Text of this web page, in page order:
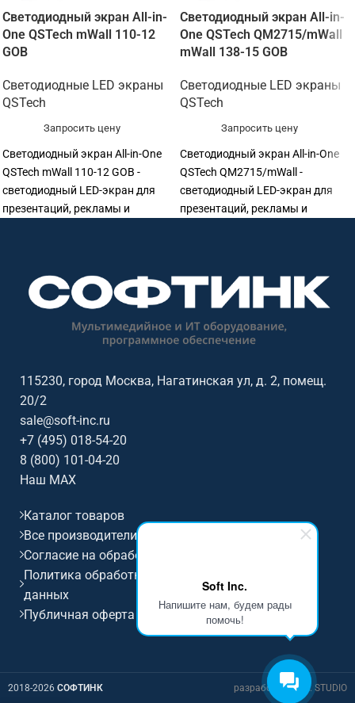
Soft Inc.
Напишите нам, будем рады
помочь!
Светодиодный экран All-in-
One QSTech mWall 110-12
GOB
Светодиодные LED экраны
QSTech
Запросить цену
Светодиодный экран All-in-One
QSTech mWall 110-12 GOB -
светодиодный LED-экран для
презентаций, рекламы и
пространств, торговых
объектов, офисов и
помогает подобрать
помещение, совместимость и
бюджет. Особенности: бренд
QSTech.
Светодиодный экран All-in-
One QSTech QM2715/mWall
mWall 138-15 GOB
Светодиодные LED экраны
QSTech
Запросить цену
Светодиодный экран All-in-One
QSTech QM2715/mWall -
светодиодный LED-экран для
презентаций, рекламы и
пространств, торговых
объектов, офисов и
помогает подобрать
помещение, совместимость и
бюджет. Особенности: бренд
115230, город Москва, Нагатинская ул, д. 2, помещ.
20/2
sale@soft-inc.ru
+7 (495) 018-54-20
8 (800) 101-04-20
Наш MAX
Каталог товаров
Все производители
Согласие на обработку персональных данных
Политика обработки и защиты персональных
данных
Публичная оферта
2018-2026 СОФТИНК разработка D.I.M. STUDIO